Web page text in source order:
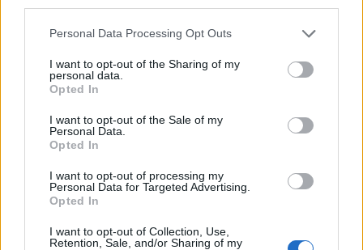
Please note that this website/app uses one or more Google
not limited to your visit or usage behaviour. You may click to
grant or deny consent to Google and its third-party tags to
use your data for below specified purposes in below Google
consent section.
Personal Data Processing Opt Outs
I want to opt-out of the Sharing of my
personal data.
Opted In
I want to opt-out of the Sale of my
Personal Data.
Opted In
I want to opt-out of processing my
Personal Data for Targeted Advertising.
Opted In
I want to opt-out of Collection, Use,
Retention, Sale, and/or Sharing of my
Népszerű alkotók és muzsikusok, újságírók
zenélik el örömüket vagy
világfájdalmukat.
A HALLGATÁSNAK NINCS ÁRA!
Máté műsorvezető, András Tamara
riporter, Szabó Bence hangmester
Készült a Nemzeti Kulturális Alap